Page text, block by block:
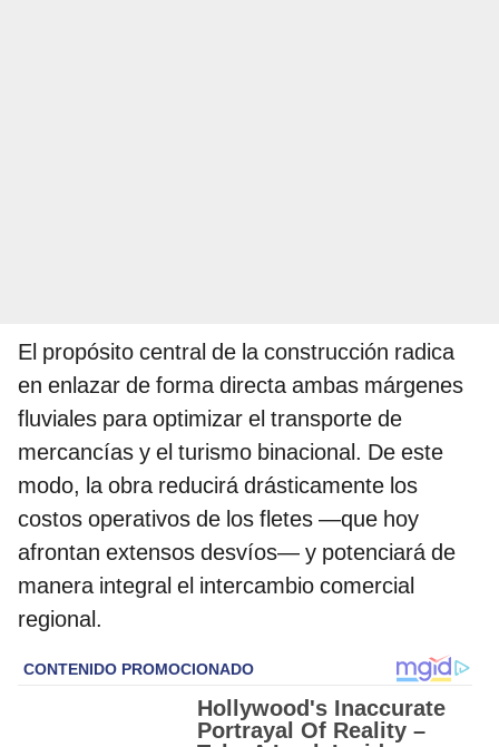
El propósito central de la construcción radica
en enlazar de forma directa ambas márgenes
fluviales para optimizar el transporte de
mercancías y el turismo binacional. De este
modo, la obra reducirá drásticamente los
costos operativos de los fletes —que hoy
afrontan extensos desvíos— y potenciará de
manera integral el intercambio comercial
regional.